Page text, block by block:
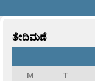
ತೇದಿಮಣೆ
M
T